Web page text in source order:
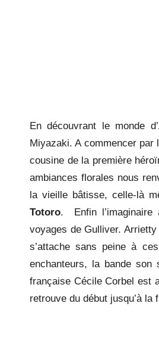
En découvrant le monde
Miyazaki. A commencer par
cousine de la première
ambiances florales nous
la vieille bâtisse, celle-là
Totoro. Enfin l’imaginaire
voyages de Gulliver.
s’attache sans peine à
enchanteurs, la bande
française Cécile Corbel est
retrouve du début jusqu’à la